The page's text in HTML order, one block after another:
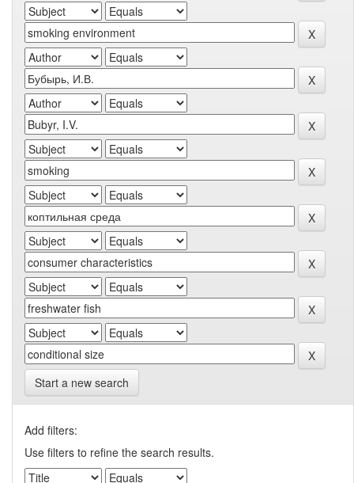
Start a new search
Add filters:
Use filters to refine the search results.